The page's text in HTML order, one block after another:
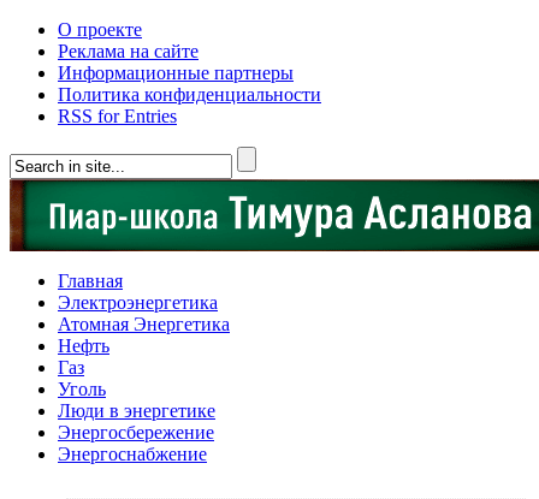
О проекте
Реклама на сайте
Информационные партнеры
Политика конфиденциальности
RSS for Entries
Главная
Электроэнергетика
Атомная Энергетика
Нефть
Газ
Уголь
Люди в энергетике
Энергосбережение
Энергоснабжение